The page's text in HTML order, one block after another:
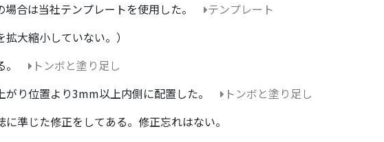
合は当社テンプレートを使用した。
テンプレート
大縮小していない。）
トンボと塗り足し
り位置より3mm以上内側に配置した。
トンボと塗り足し
準じた修正をしてある。修正忘れはない。